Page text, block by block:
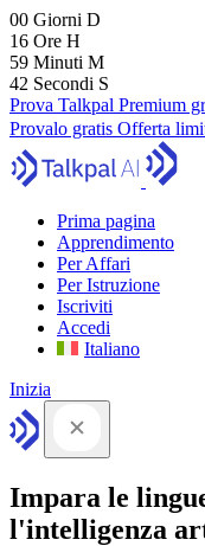
00 Giorni D
16 Ore H
59 Minuti M
41 Secondi S
Prova Talkpal Premium
Provalo gratis Offerta
Prima pagina
Apprendimento
Per Affari
Per Istruzione
Iscriviti
Accedi
Italiano
Inizia
Impara le
l'intelligenza